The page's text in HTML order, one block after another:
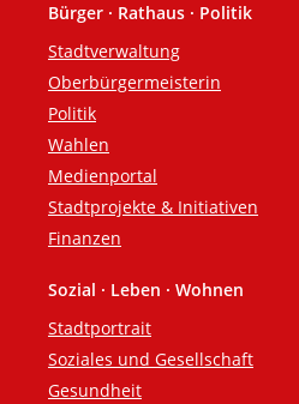
Fußzeile
Bürger · Rathaus · Politik
Stadtverwaltung
Oberbürgermeisterin
Politik
Wahlen
Medienportal
Stadtprojekte & Initiativen
Finanzen
Sozial · Leben · Wohnen
Stadtportrait
Soziales und Gesellschaft
Gesundheit